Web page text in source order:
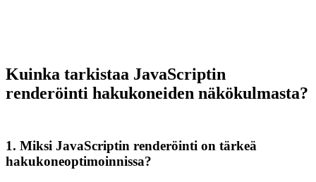
Kuinka tarkistaa JavaScriptin
renderöinti hakukoneiden näkökulmasta?
1. Miksi JavaScriptin renderöinti on tärkeä
hakukoneoptimoinnissa?